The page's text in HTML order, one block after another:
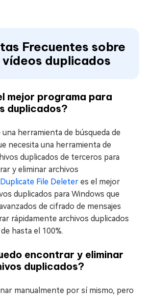
Frecuentes sobre
vídeos duplicados
mejor programa para
duplicados?
herramienta de búsqueda de
necesita una herramienta de
duplicados de terceros para
y eliminar archivos
File Deleter es el mejor
duplicados para Windows que
de cifrado de mensajes
rápidamente archivos duplicados
hasta el 100%.
encontrar y eliminar
duplicados?
manualmente por sí mismo, pero